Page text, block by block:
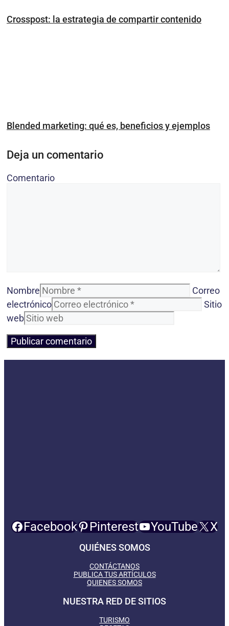
Crosspost: la estrategia de compartir contenido
Blended marketing: qué es, beneficios y ejemplos
Deja un comentario
Comentario
Nombre
Correo
electrónico
Sitio
web
Facebook Pinterest YouTube X
QUIÉNES SOMOS
CONTÁCTANOS
PUBLICA TUS ARTÍCULOS
QUIENES SOMOS
NUESTRA RED DE SITIOS
TURISMO